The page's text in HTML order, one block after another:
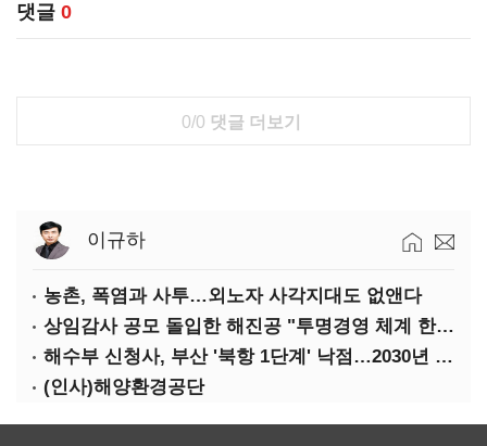
댓글 0
0/0 댓글 더보기
이규하
농촌, 폭염과 사투…외노자 사각지대도 없앤다
상임감사 공모 돌입한 해진공 "투명경영 체계 한층 강화"
해수부 신청사, 부산 '북항 1단계' 낙점…2030년 완공 목표
(인사)해양환경공단